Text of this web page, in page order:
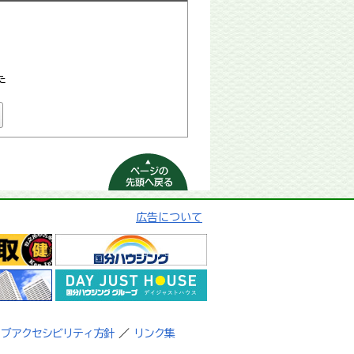
ページの先頭へ
戻る
広告について
アクセシビリティ方針 ／ リンク集